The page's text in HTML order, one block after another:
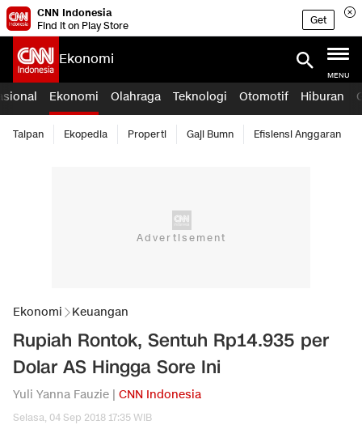
CNN Indonesia
Find it on Play Store
Get
Ekonomi
MENU
Ekonomi Olahraga Teknologi Otomotif Hiburan
Taipan Ekopedia Properti Gaji Bumn Efisiensi Anggaran
Ekonomi Keuangan
Rupiah Rontok, Sentuh Rp14.935 per
Dolar AS Hingga Sore Ini
Yuli Yanna Fauzie | CNN Indonesia
Selasa, 04 Sep 2018 17:35 WIB